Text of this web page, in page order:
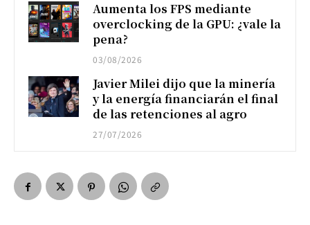
Aumenta los FPS mediante
overclocking de la GPU: ¿vale la
pena?
03/08/2026
Javier Milei dijo que la minería
y la energía financiarán el final
de las retenciones al agro
27/07/2026